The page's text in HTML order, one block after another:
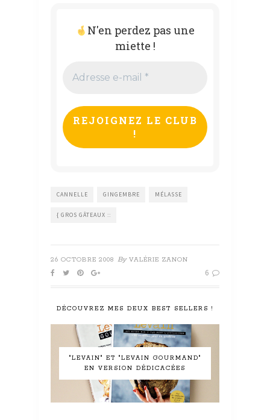
N'en perdez pas une
miette !
e-
*
CANNELLE GINGEMBRE MÉLASSE
{ GROS GÂTEAUX ::
26 OCTOBRE 2008 By VALÉRIE ZANON
6
DÉCOUVREZ MES DEUX BEST SELLERS !
"LEVAIN" ET "LEVAIN GOURMAND"
EN VERSION DÉDICACÉES